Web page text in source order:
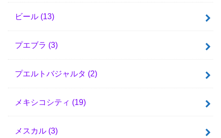
ビール (13)
プエブラ (3)
プエルトバジャルタ (2)
メキシコシティ (19)
メスカル (3)